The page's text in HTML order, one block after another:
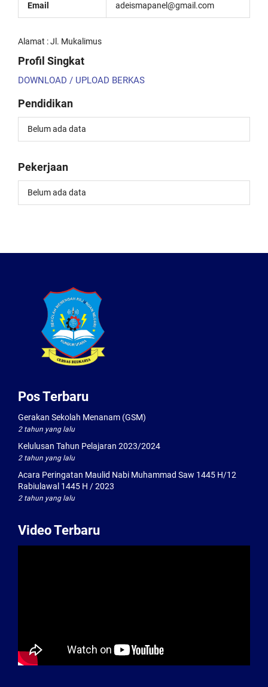
Email adeismapanel@gmail.com
Alamat : Jl. Mukalimus
Profil Singkat
DOWNLOAD / UPLOAD BERKAS
Pendidikan
Belum ada data
Pekerjaan
Belum ada data
Pos Terbaru
Gerakan Sekolah Menanam (GSM)
2 tahun yang lalu
Kelulusan Tahun Pelajaran 2023/2024
2 tahun yang lalu
Acara Peringatan Maulid Nabi Muhammad Saw 1445 H/12
Rabiulawal 1445 H / 2023
2 tahun yang lalu
Video Terbaru